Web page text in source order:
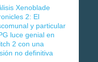
Xenoblade
2: El
y particular
luce genial en
2 con una
no definitiva